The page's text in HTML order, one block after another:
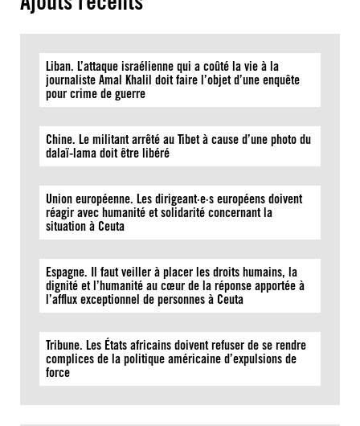
Liban. L’attaque israélienne qui a coûté la vie à la
journaliste Amal Khalil doit faire l’objet d’une enquête
pour crime de guerre
Chine. Le militant arrêté au Tibet à cause d’une photo du
dalaï-lama doit être libéré
Union européenne. Les dirigeant·e·s européens doivent
réagir avec humanité et solidarité concernant la
situation à Ceuta
Espagne. Il faut veiller à placer les droits humains, la
dignité et l’humanité au cœur de la réponse apportée à
l’afflux exceptionnel de personnes à Ceuta
Tribune. Les États africains doivent refuser de se rendre
complices de la politique américaine d’expulsions de
force